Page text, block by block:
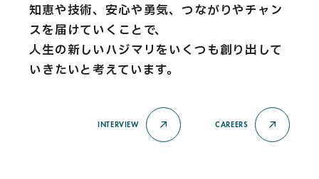
知恵や技術、安心や勇気、つながりやチャン
スを届けていくことで、
人生の新しいハジマリをいくつも創り出して
いきたいと考えています。
INTERVIEW CAREERS